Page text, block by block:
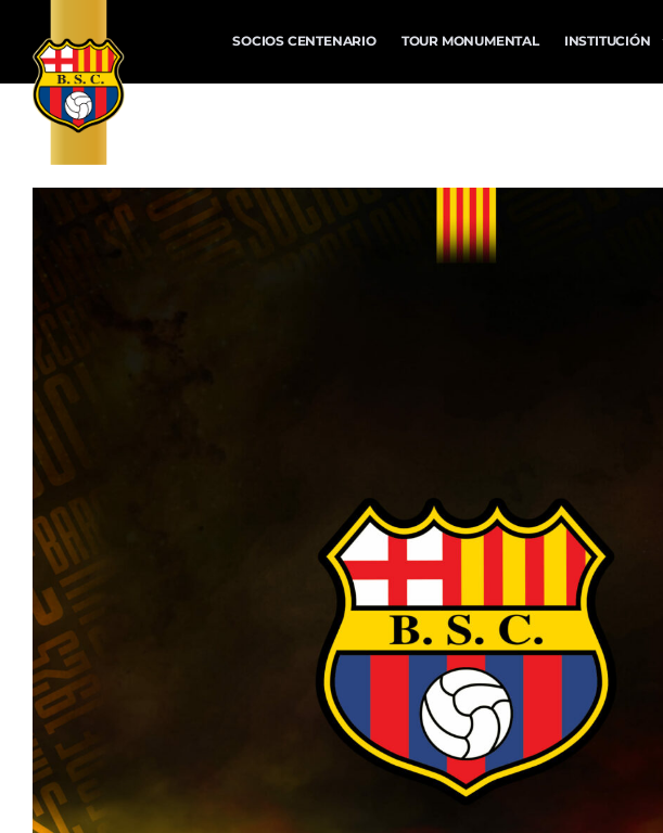
SOCIOS CENTENARIO TOUR MONUMENTAL INSTITUCIÓN